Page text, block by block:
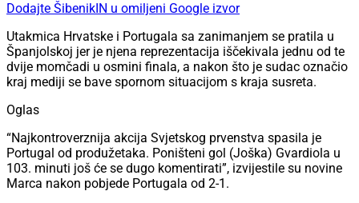
Dodajte ŠibenikIN u omiljeni Google izvor
Utakmica Hrvatske i Portugala sa zanimanjem se pratila u
Španjolskoj jer je njena reprezentacija iščekivala jednu od te
dvije momčadi u osmini finala, a nakon što je sudac označio
kraj mediji se bave spornom situacijom s kraja susreta.
Oglas
“Najkontroverznija akcija Svjetskog prvenstva spasila je
Portugal od produžetaka. Poništeni gol (Joška) Gvardiola u
103. minuti još će se dugo komentirati”, izvijestile su novine
Marca nakon pobjede Portugala od 2-1.